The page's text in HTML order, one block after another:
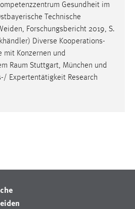
Gesundheit im
Technische
Forschungsbericht 2019, S.
Diverse Kooperations-
mit Konzernen und
Raum Stuttgart, München und
Expertentätigkeit Research